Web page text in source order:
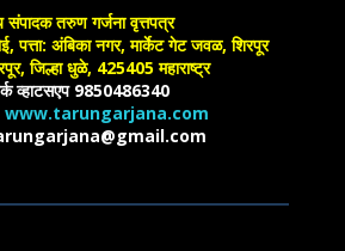
संपादक तरुण गर्जना वृत्तपत्र
पत्ता: अंबिका नगर, मार्केट गेट जवळ, शिरपूर
जिल्हा धुळे, 425405 महाराष्ट्र
व्हाटसएप 9850486340
www.tarungarjana.com